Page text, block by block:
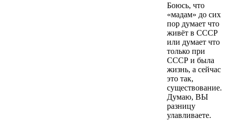
Боюсь, что
«мадам» до сих
пор думает что
живёт в СССР
или думает что
только при
СССР и была
жизнь, а сейчас
это так,
существование.
Думаю, ВЫ
разницу
улавливаете.